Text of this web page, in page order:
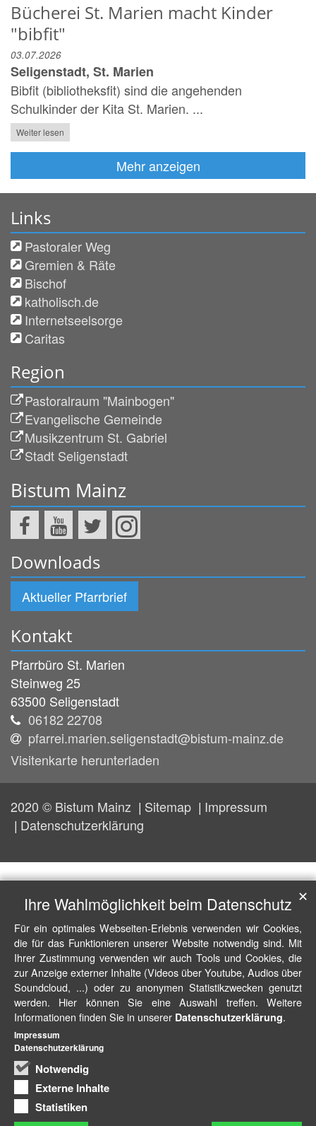
Bücherei St. Marien macht Kinder
"bibfit"
03.07.2026
Seligenstadt, St. Marien
Bibfit (bibliotheksfit) sind die angehenden
Schulkinder der Kita St. Marien. ...
Weiter lesen
Mehr anzeigen
Links
Pastoraler Weg
Gremien & Räte
Bischof
katholisch.de
Internetseelsorge
Caritas
Region
Pastoralraum "Mainbogen"
Evangelische Gemeinde
Musikzentrum St. Gabriel
Stadt Seligenstadt
Bistum Mainz
Downloads
Aktueller Pfarrbrief
Kontakt
Pfarrbüro St. Marien
Steinweg 25
63500 Seligenstadt
06182 22708
pfarrei.marien.seligenstadt@bistum-mainz.de
Visitenkarte herunterladen
2020 © Bistum Mainz Sitemap
Impressum
Datenschutzerklärung
Ihre Wahlmöglichkeit beim Datenschutz
Für ein optimales Webseiten-Erlebnis verwenden wir Cookies,
die für das Funktionieren unserer Website notwendig sind. Mit
Ihrer Zustimmung verwenden wir auch Tools und Cookies, die
zur Anzeige externer Inhalte (Videos über Youtube, Audios über
Soundcloud, ...) oder zu anonymen Statistikzwecken genutzt
werden. Hier können Sie eine Auswahl treffen. Weitere
Informationen finden Sie in unserer Datenschutzerklärung.
Notwendig
Externe Inhalte
Statistiken
✕
Impressum
Datenschutzerklärung